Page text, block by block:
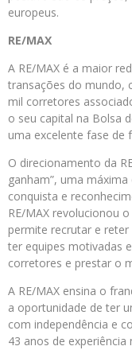
europeus.
RE/MAX
A RE/MAX é a maior
transações do mundo,
mil corretores
o seu capital na Bolsa
uma excelente fase de
O direcionamento da
ganham”, uma
conquista e
RE/MAX revolucionou
permite recrutar e
ter equipes motivadas
corretores e prestar o
A RE/MAX ensina o
a oportunidade de ter
com independência e
43 anos de experiência